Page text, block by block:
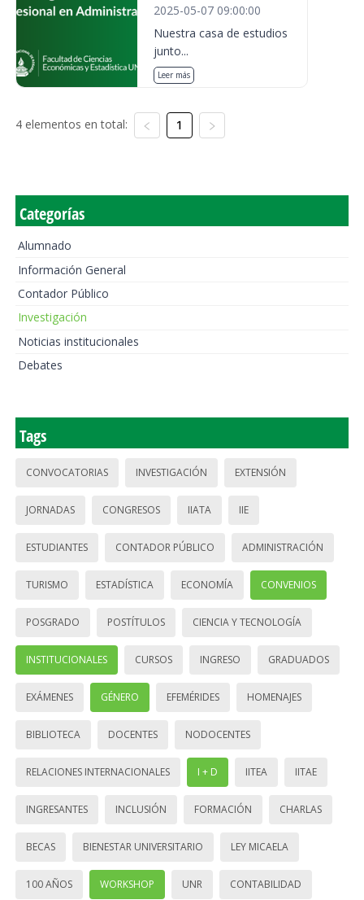
2025-05-07 09:00:00
Nuestra casa de estudios
junto...
Leer más
4 elementos en total: 1
Categorías
Alumnado
Información General
Contador Público
Investigación
Noticias institucionales
Debates
Tags
CONVOCATORIAS INVESTIGACIÓN EXTENSIÓN
JORNADAS CONGRESOS IIATA IIE
ESTUDIANTES CONTADOR PÚBLICO ADMINISTRACIÓN
TURISMO ESTADÍSTICA ECONOMÍA CONVENIOS
POSGRADO POSTÍTULOS CIENCIA Y TECNOLOGÍA
INSTITUCIONALES CURSOS INGRESO GRADUADOS
EXÁMENES GÉNERO EFEMÉRIDES HOMENAJES
BIBLIOTECA DOCENTES NODOCENTES
RELACIONES INTERNACIONALES I + D IITEA IITAE
INGRESANTES INCLUSIÓN FORMACIÓN CHARLAS
BECAS BIENESTAR UNIVERSITARIO LEY MICAELA
100 AÑOS WORKSHOP UNR CONTABILIDAD